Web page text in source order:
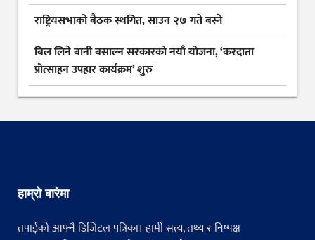
राष्ट्रियसभाको बैठक स्थगित, साउन २७ गते बस्ने
बिल लिने बानी बसाल्न सरकारको नयाँ योजना, ‘करदाता
प्रोत्साहन उपहार कार्यक्रम’ शुरु
हाम्रो बारेमा
तपाईंको आफ्नै डिजिटल पत्रिका। हामी सत्य, तथ्य र निष्पक्ष